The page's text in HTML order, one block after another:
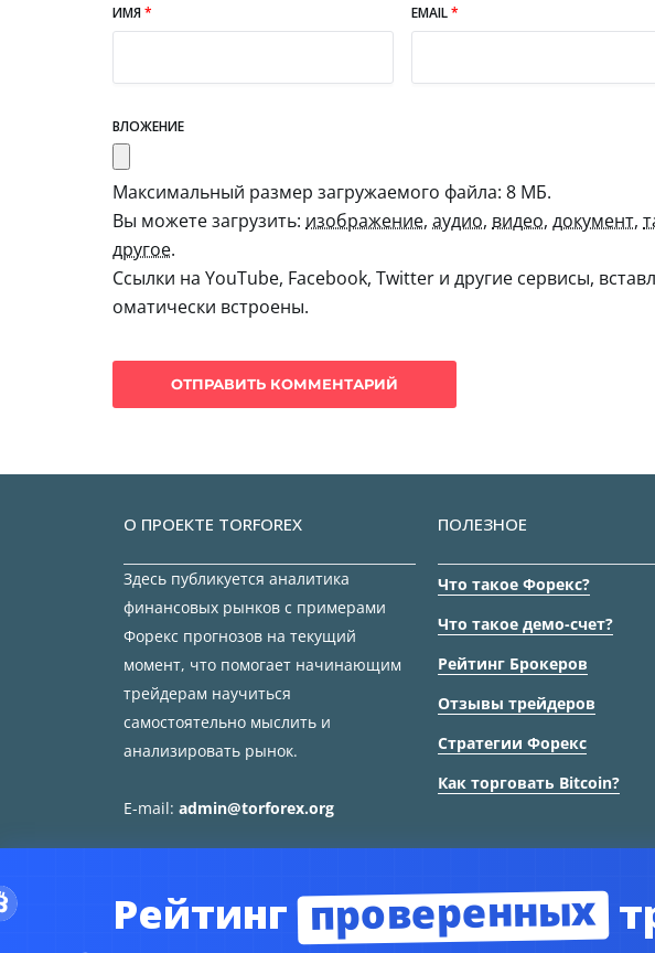
ИМЯ* EMAIL*
ВЛОЖЕНИЕ
Максимальный размер загружаемого файла: 8 МБ.
Вы можете загрузить: изображение, аудио, видео, документ,
другое.
Ссылки на YouTube, Facebook, Twitter и другие сервисы,
оматически встроены.
О ПРОЕКТЕ TORFOREX
Здесь публикуется аналитика
финансовых рынков с примерами
Форекс прогнозов на текущий
момент, что помогает начинающим
трейдерам научиться
самостоятельно мыслить и
анализировать рынок.
E-mail: admin@torforex.org
ПОЛЕЗНОЕ
Что такое Форекс?
Что такое демо-счет?
Рейтинг Брокеров
Отзывы трейдеров
Стратегии Форекс
Как торговать Bitcoin?
Рейтинг проверенных